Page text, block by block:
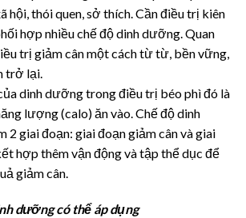
hội, thói quen, sở thích. Cần điều trị kiên
hợp nhiều chế độ dinh dưỡng. Quan
trị giảm cân một cách từ từ, bền vững,
trở lại.
dinh dưỡng trong điều trị béo phì đó là
lượng (calo) ăn vào. Chế độ dinh
2 giai đoạn: giai đoạn giảm cân và giai
hợp thêm vận động và tập thể dục để
giảm cân.
dưỡng có thể áp dụng